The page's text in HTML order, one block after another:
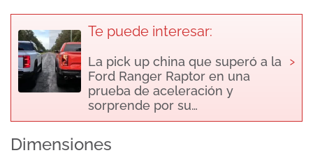
Te puede interesar:
La pick up china que superó a la
Ford Ranger Raptor en una
prueba de aceleración y
sorprende por su…
›
Dimensiones